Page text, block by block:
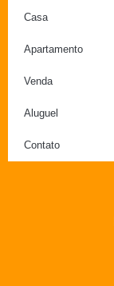
Casa
Apartamento
Venda
Aluguel
Contato